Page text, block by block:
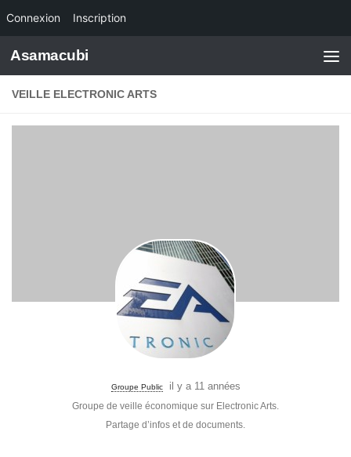
Connexion Inscription
Skip to content
Asamacubi
VEILLE ELECTRONIC ARTS
Groupe Public il y a 11 années
Groupe de veille économique sur Electronic Arts.
Partage d’infos et de documents.